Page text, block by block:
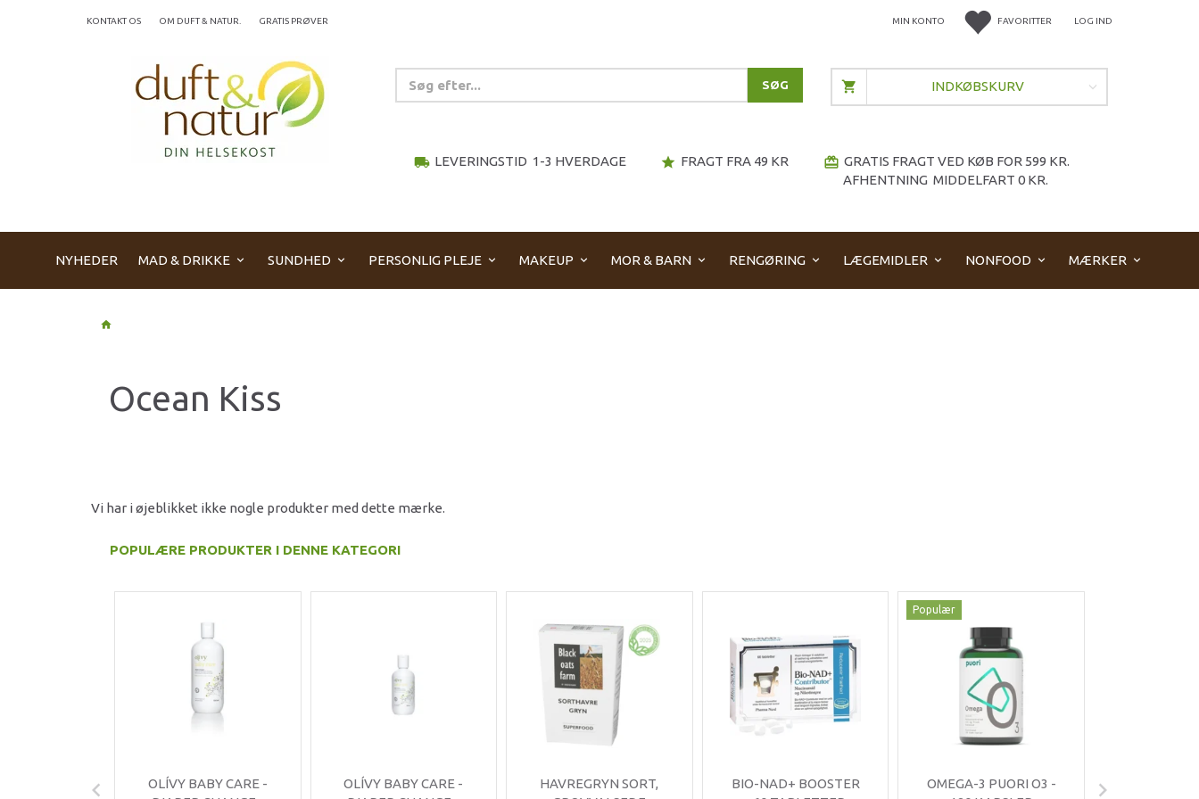
FAVORITTER LOG IND
MIN KONTO
KONTAKT OS OM DUFT & NATUR. GRATIS PRØVER
SØG
local_shipping LEVERINGSTID 1-3 HVERDAGE star FRAGT FRA 49 KR redeem GRATIS FRAGT VED KØB FOR 599 KR.
AFHENTNING MIDDELFART 0 KR.
INDKØBSKURV
NYHEDER MAD & DRIKKE SUNDHED PERSONLIG PLEJE MAKEUP MOR & BARN RENGØRING LÆGEMIDLER NONFOOD MÆRKER
Ocean Kiss
Vi har i øjeblikket ikke nogle produkter med dette mærke.
POPULÆRE PRODUKTER I DENNE KATEGORI
OLÍVY BABY CARE -
OLÍVY BABY CARE -
HAVREGRYN SORT,
BIO-NAD+ BOOSTER
Populær
OMEGA-3 PUORI O3 -